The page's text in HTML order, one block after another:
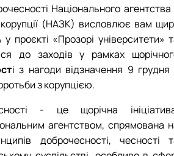
Національного агентства
корупції (НАЗК) висловлює вам
проєкті «Прозорі університети»
до заходів у рамках
і з нагоди відзначення 9
з корупцією.
- це щорічна
агентством, спрямована
доброчесності, чесності